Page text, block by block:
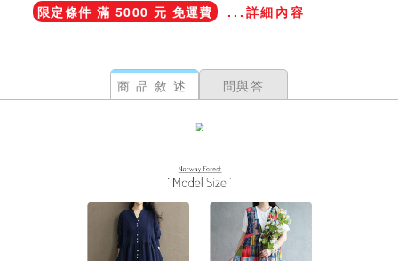
限定條件 滿 5000 元 免運費
...詳細內容
商品敘述 問與答